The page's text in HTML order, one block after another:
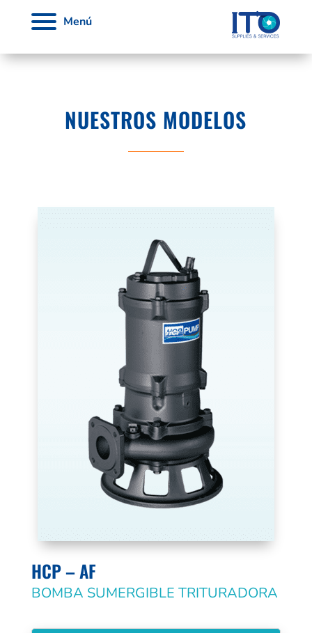
Menú
NUESTROS MODELOS
HCP – AF
BOMBA SUMERGIBLE TRITURADORA